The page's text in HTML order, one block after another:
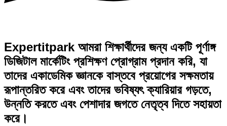
Expertitpark আমরা শিক্ষার্থীদের জন্য একটি পূর্ণাঙ্গ
ডিজিটাল মার্কেটিং প্রশিক্ষণ প্রোগ্রাম প্রদান করি, যা
তাদের একাডেমিক জ্ঞানকে বাস্তবে প্রয়োগের সক্ষমতায়
রূপান্তরিত করে এবং তাদের ভবিষ্যৎ ক্যারিয়ার গড়তে,
উন্নতি করতে এবং পেশাদার জগতে নেতৃত্ব দিতে সহায়তা
করে।